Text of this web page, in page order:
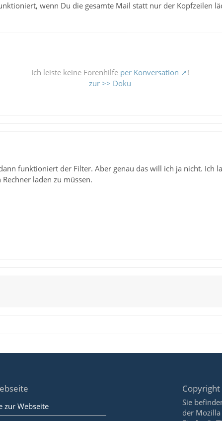
wenn Du die gesamte Mail statt nur der Kopfzeilen
Ich leiste keine Forenhilfe per Konversation
!
zur >> Doku
funktioniert der Filter. Aber genau das will ich ja nicht. Ich
laden zu müssen.
zur Webseite
Sie
der